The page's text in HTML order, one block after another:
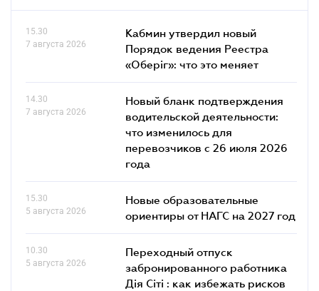
15.30
7 августа 2026
Кабмин утвердил новый
Порядок ведения Реестра
«Оберіг»: что это меняет
14.30
7 августа 2026
Новый бланк подтверждения
водительской деятельности:
что изменилось для
перевозчиков с 26 июля 2026
года
15.30
5 августа 2026
Новые образовательные
ориентиры от НАГС на 2027 год
10.30
5 августа 2026
Переходный отпуск
забронированного работника
Дія Сіті : как избежать рисков